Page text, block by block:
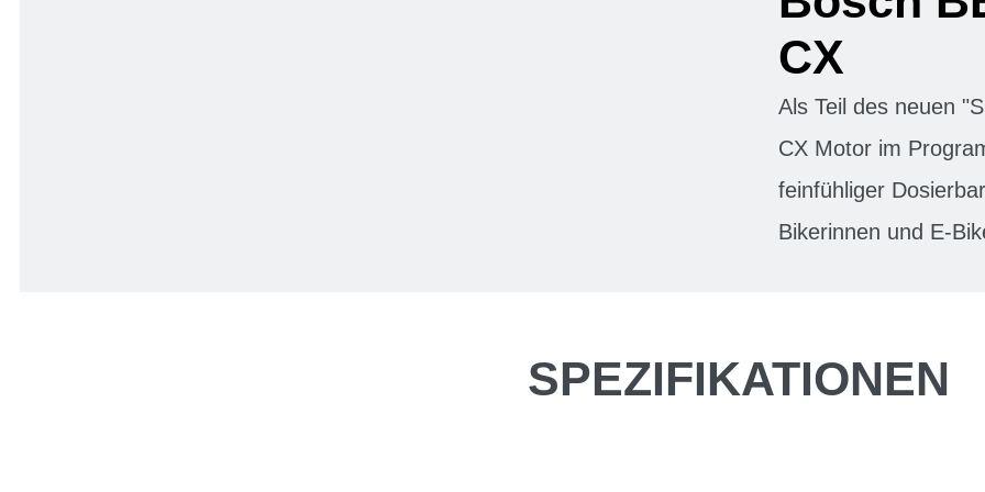
CX
Als Teil des neuen
CX Motor im
feinfühliger
Bikerinnen und E-
SPEZIFIKATIONEN